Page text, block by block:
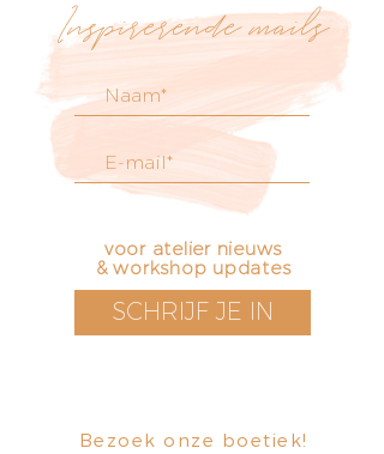
Inspirerende mails
voor atelier nieuws
& workshop updates
SCHRIJF JE IN
Bezoek onze boetiek​!